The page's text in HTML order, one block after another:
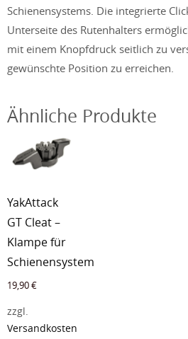
Schienensystems. Die integrierte
Unterseite des Rutenhalters
mit einem Knopfdruck seitlich zu
gewünschte Position zu erreichen.
Ähnliche Produkte
YakAttack
GT Cleat –
Klampe für
Schienensystem
19,90€
zzgl.
Versandkosten